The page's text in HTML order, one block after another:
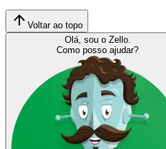
Voltar ao topo
Olá, sou o Zello.
Como posso ajudar?